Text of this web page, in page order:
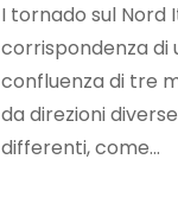
I tornado sul Nord
corrispondenza di
confluenza di tre
da direzioni
differenti, come…